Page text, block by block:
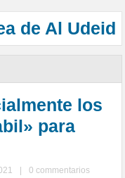
de Al Udeid
los
para
0 commentarios